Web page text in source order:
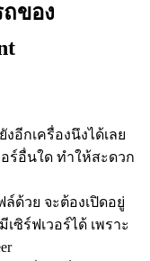
ของ
อีกเครื่องนึงได้เลย
ร์อื่นใด ทำให้สะดวก
ด้วย จะต้องเปิดอยู่
ซิร์ฟเวอร์ได้ เพราะ